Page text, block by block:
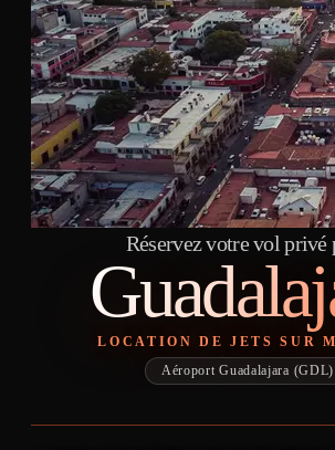
Réservez votre vol privé
LOCATION DE JETS SUR
Aéroport Guadalajara (GDL)